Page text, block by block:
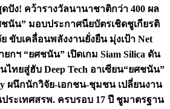
ปัง! คว้ารางวัลนานาชาติกว่า 400 ผล
ชนัน” มอบประกาศนียบัตรเชิดชูเกียรติ
ขับเคลื่อนพลังงานยั่งยืน มุ่งเป้า Net
ยกฯ “ยศชนัน” เปิดเกม Siam Silica ดัน
ทยสู่ฮับ Deep Tech อาเซียน“ยศชนัน”
ผนึกนักวิจัย-เอกชน-ชุมชน เปลี่ยนงาน
ระเทศสรพ. ครบรอบ 17 ปี ชูมาตรฐาน